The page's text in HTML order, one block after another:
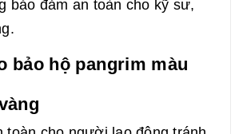
bảo đảm an toàn cho kỹ sư,
bảo hộ pangrim màu